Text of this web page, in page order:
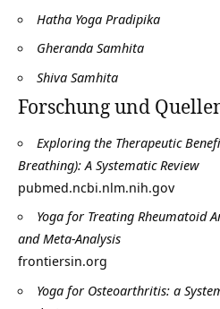
Hatha Yoga Pradipika
Gheranda Samhita
Shiva Samhita
Forschung und
Exploring the Therapeutic
Breathing): A Systematic Review
pubmed.ncbi.nlm.nih.gov
Yoga for Treating Rheumatoid
and Meta-Analysis
frontiersin.org
Yoga for Osteoarthritis: a